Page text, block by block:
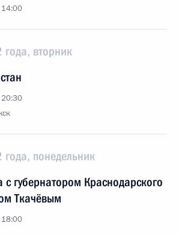
14:00
года, вторник
20:30
года, понедельник
с губернатором Краснодарского
Ткачёвым
18:00